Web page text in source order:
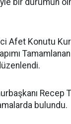
bir durumun
Afet Konutu
Tamamlanan
Recep
bulundu.